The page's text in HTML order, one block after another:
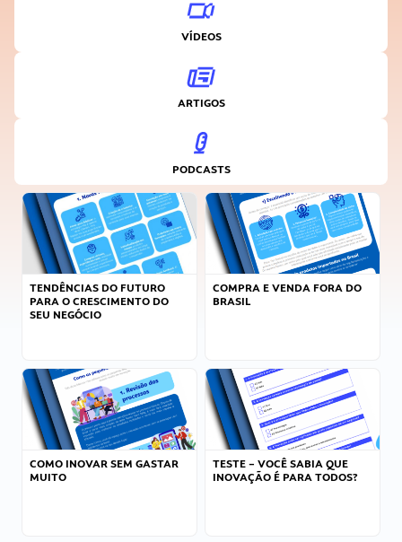
VÍDEOS
ARTIGOS
PODCASTS
TENDÊNCIAS DO FUTURO
PARA O CRESCIMENTO DO
SEU NEGÓCIO
COMPRA E VENDA FORA DO
BRASIL
COMO INOVAR SEM GASTAR
MUITO
TESTE – VOCÊ SABIA QUE
INOVAÇÃO É PARA TODOS?